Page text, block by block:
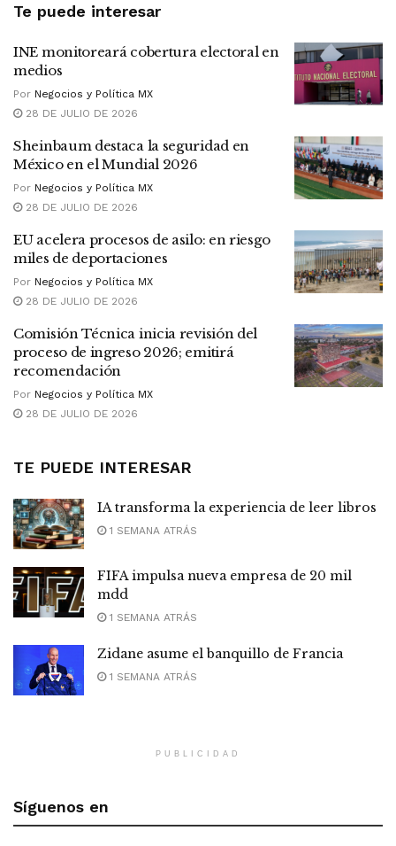
Te puede interesar
INE monitoreará cobertura electoral en
medios
Por Negocios y Política MX
28 DE JULIO DE 2026
Sheinbaum destaca la seguridad en
México en el Mundial 2026
Por Negocios y Política MX
28 DE JULIO DE 2026
EU acelera procesos de asilo: en riesgo
miles de deportaciones
Por Negocios y Política MX
28 DE JULIO DE 2026
Comisión Técnica inicia revisión del
proceso de ingreso 2026; emitirá
recomendación
Por Negocios y Política MX
28 DE JULIO DE 2026
TE PUEDE INTERESAR
IA transforma la experiencia de leer libros
1 SEMANA ATRÁS
FIFA impulsa nueva empresa de 20 mil
mdd
1 SEMANA ATRÁS
Zidane asume el banquillo de Francia
1 SEMANA ATRÁS
PUBLICIDAD
Síguenos en